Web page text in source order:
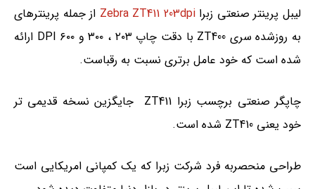
لیبل پرینتر صنعتی زبراZebra ZT411 203dpi از جمله پرینترهای
به روزشده سری ZT400 با دقت چاپ ۲۰۳ ، ۳۰۰ و ۶۰۰ DPI ارائه
شده است که خود عامل برتری نسبت به رقباست.
چاپگر صنعتی برچسب زبرا ZT411 جایگزین نسخه قدیمی تر
خود یعنی ZT410 شده است.
طراحی منحصربه فرد شرکت زبرا که یک کمپانی امریکایی است